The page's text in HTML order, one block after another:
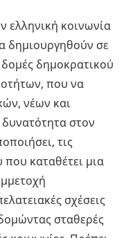
ελληνική κοινωνία
δημιουργηθούν σε
δημοκρατικού
που να
νέων και
στον
τις
που καταθέτει μια
σχέσεις
σταθερές